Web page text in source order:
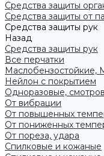
Средства защиты
Средства защиты от
Средства защиты рук
Назад
Средства защиты рук
Все перчатки
Маслобензостойкие,
Нейлон с покрытием
Одноразовые,
От вибрации
От повышенных
От пониженных
От пореза, удара
Спилковые и кожаные